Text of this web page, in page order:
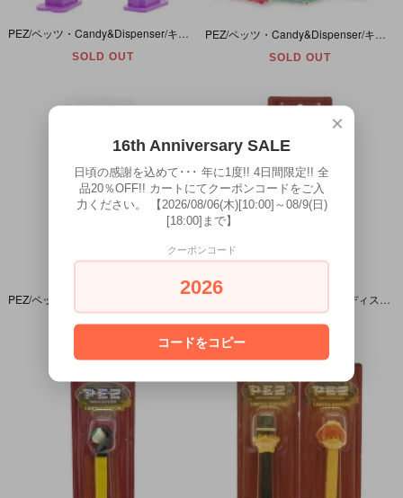
SOLD OUT
PEZ/ペッツ・Candy&Dispenser/キャンディー＆ディスペンサー・Jack in the Box/ジャックインザボックス(ブルー・イエロー・レッド)袋パッケージ未開封3本セット・ダメージ有
SOLD OUT
PEZ/ペッツ・森永製菓/Morinaga・Candy&Dispenser/キャンディー＆ディスペンサー・ペッツ生誕80周年記念 「キョロちゃん/Kyoro Chan・キャラメル」パッケージダメージ有
SOLD OUT SOLD OUT
×
16th Anniversary SALE
日頃の感謝を込めて･･･ 年に1度!! 4日間限定!! 全
品20％OFF!! カートにてクーポンコードをご入
力ください。 【2026/08/06(木)[10:00]～08/9(日)
[18:00]まで】
クーポンコード
2026
コードをコピー